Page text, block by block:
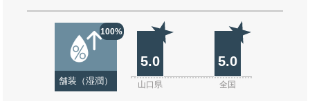
100%
舗装（湿潤）
5.0 5.0
山口県 全国